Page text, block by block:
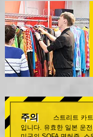
주의
스트리트 카
입니다. 유효한 일본 운